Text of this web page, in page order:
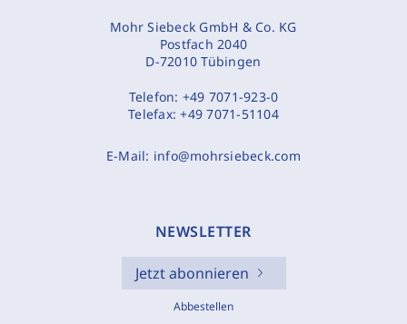
Mohr Siebeck GmbH & Co. KG
Postfach 2040
D-72010 Tübingen
Telefon: +49 7071-923-0
Telefax:+49 7071-51104
E-Mail: info@mohrsiebeck.com
NEWSLETTER
Jetzt abonnieren
Abbestellen